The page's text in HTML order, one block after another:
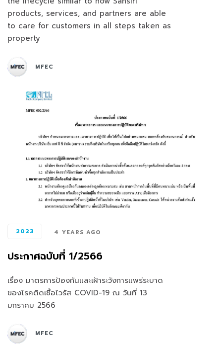
products, services, and partners are able
to care for customers in all steps taken as
property
MFEC
2023 4 YEARS AGO
ประกาศฉบับที่ 1/2566
เรื่อง มาตรการป้องกันและเฝ้าระวังการแพร่ระบาด
ของโรคติดเชื้อไวรัส COVID-19 ณ วันที่ 13
มกราคม 2566
MFEC